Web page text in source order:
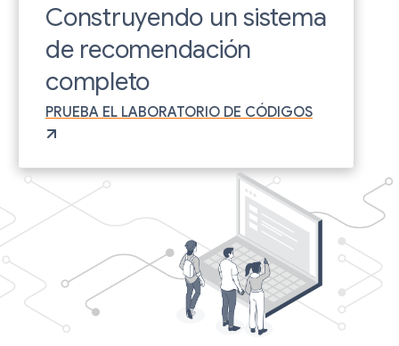
Construyendo un sistema
de recomendación
completo
PRUEBA EL LABORATORIO DE CÓDIGOS